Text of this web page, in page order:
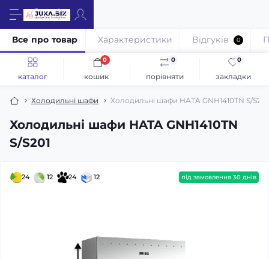
каталог порівняти
0
закладки
0
кошик
0
Холодильні шафи Холодильні шафи HATA GNH1410TN S/S201
Холодильні шафи HATA GNH1410TN
S/S201
Все про товар Характеристики Відгуків 0
24 12 24 12 під замовлення 30 днів